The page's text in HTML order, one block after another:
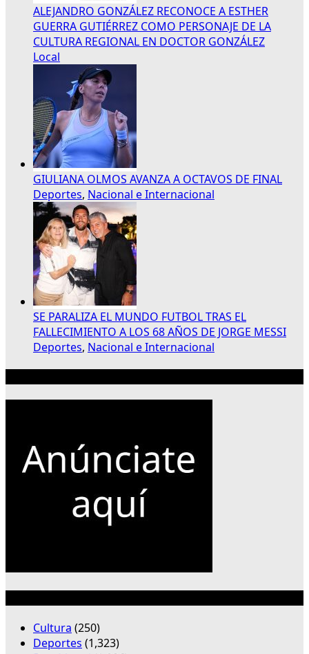
ALEJANDRO GONZÁLEZ RECONOCE A ESTHER
GUERRA GUTIÉRREZ COMO PERSONAJE DE LA
CULTURA REGIONAL EN DOCTOR GONZÁLEZ
Local
GIULIANA OLMOS AVANZA A OCTAVOS DE FINAL
Deportes, Nacional e Internacional
SE PARALIZA EL MUNDO FUTBOL TRAS EL
FALLECIMIENTO A LOS 68 AÑOS DE JORGE MESSI
Deportes, Nacional e Internacional
Cultura (250)
Deportes (1,323)